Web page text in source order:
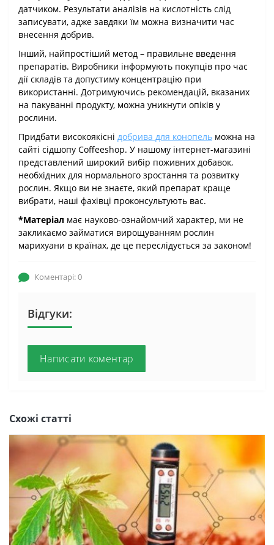
датчиком. Результати аналізів на кислотність слід
записувати, адже завдяки їм можна визначити час
внесення добрив.
Інший, найпростіший метод – правильне введення
препаратів. Виробники інформують покупців про час
дії складів та допустиму концентрацію при
використанні. Дотримуючись рекомендацій, вказаних
на пакуванні продукту, можна уникнути опіків у
рослини.
Придбати високоякісні добрива для конопель можна на
сайті сідшопу Coffeeshop. У нашому інтернет-магазині
представлений широкий вибір поживних добавок,
необхідних для нормального зростання та розвитку
рослин. Якщо ви не знаєте, який препарат краще
вибрати, наші фахівці проконсультують вас.
*Матеріал має науково-ознайомчий характер, ми не
закликаємо займатися вирощуванням рослин
марихуани в країнах, де це переслідується за законом!
Коментарі: 0
Відгуки:
Написати коментар
Схожі статті